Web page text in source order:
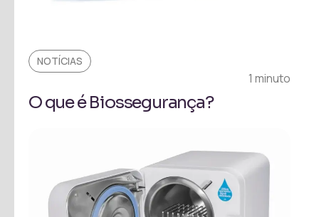
NOTÍCIAS
1 minuto
O que é Biossegurança?